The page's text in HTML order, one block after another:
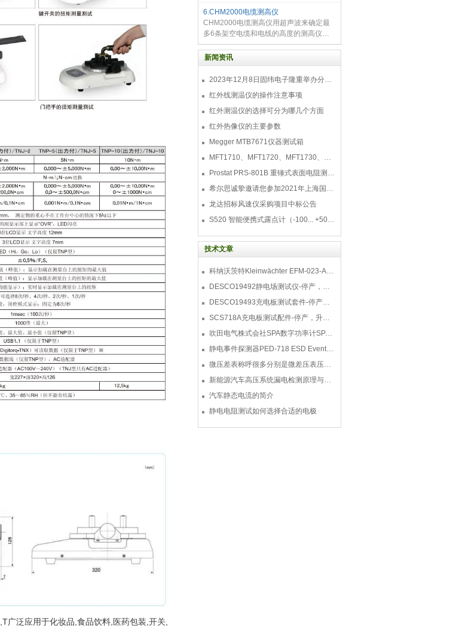
,T广泛应用于化妆品 食品饮料 医药包装 开关
式设备。该设备集成QCM 和聚合物传感
器，露点测量范围为-100 ... +20C T
6.CHM2000电缆测高仪
CHM2000电缆测高仪用超声波来确定最
多6条架空电缆和电线的高度的测高仪
CHM2000电缆测高仪 产品简介： CHM系
列电缆测高仪利用超声波来确定最多6条
架空电缆和电线的高度 CHM系列的设计
新闻资讯
2023年12月8日固纬电子隆重举办分销商答谢会，展示重磅新产品！
红外线测温仪的操作注意事项
红外测温仪的选择可分为哪几个方面
红外热像仪的主要参数
Megger MTB7671仪器测试箱
MFT1710、MFT1720、MFT1730、MFT1735多功能测试仪
Prostat PRS-801B 重锤式表面电阻测量仪
希尔思诚挚邀请您参加2021年上海国际压缩机及设
龙达招标风速仪采购项目中标公告
S520 智能便携式露点计（-100... +50 °C TD）
技术文章
科纳沃茨特Kleinwächter EFM-023-AKC静电测试仪套件-EFM023AKC KIT
DESCO19492静电场测试仪-停产，替代型号770716
DESCO19493充电板测试套件-停产，替代型号718+770719
SCS718A充电板测试配件-停产，升级型号770719
吹田电气株式会社SPA数字功率计SPA3000/SPA2000/SPA1000
静电事件探测器PED-718 ESD Event Detector
微压差表称呼很多分别是微差压表压差计微压表
新能源汽车高压系统漏电检测原理与故障检修
汽车静态电流的简介
静电电阻测试如何选择合适的电极